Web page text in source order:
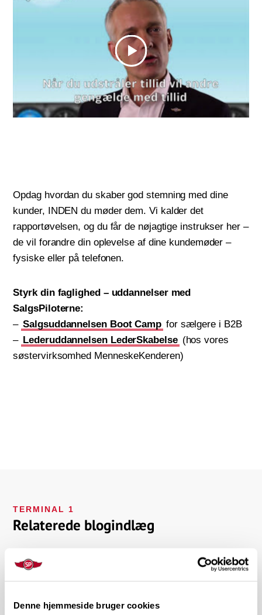
Denne hjemmeside bruger cookies
Opdag hvordan du skaber god stemning med dine
kunder, INDEN du møder dem. Vi kalder det
rapportøvelsen, og du får de nøjagtige instrukser her –
de vil forandre din oplevelse af dine kundemøder –
fysiske eller på telefonen.
Styrk din faglighed – uddannelser med
SalgsPiloterne:
– Salgsuddannelsen Boot Camp for sælgere i B2B
– Lederuddannelsen LederSkabelse (hos vores
søstervirksomhed MenneskeKenderen)
TERMINAL 1
Relaterede blogindlæg